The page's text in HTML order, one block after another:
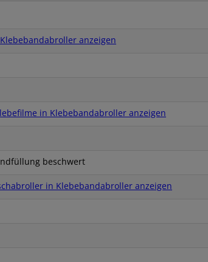
anzeigen
in Klebebandabroller anzeigen
beschwert
in Klebebandabroller anzeigen